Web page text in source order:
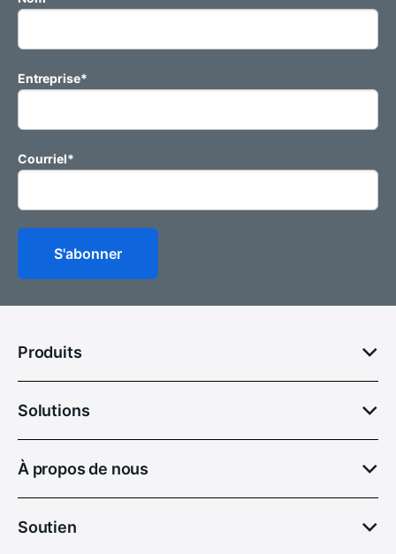
Entreprise*
Courriel*
Produits
Solutions
À propos de nous
Soutien